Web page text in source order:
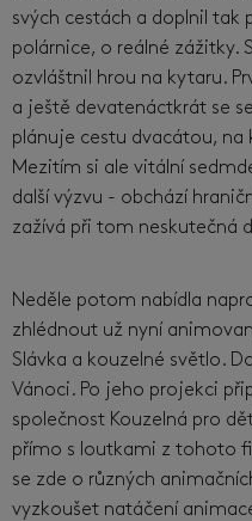
svých cestách a doplnil tak
polárnice, o reálné zážitky.
ozvláštnil hrou na kytaru.
a ještě devatenáctkrát se
plánuje cestu dvacátou,
Mezitím si ale vitální
další výzvu - obchází
zažívá při tom neskutečná
Neděle potom nabídla
zhlédnout už nyní
Slávka a kouzelné světlo.
Vánoci. Po jeho projekci
společnost Kouzelná pro
přímo s loutkami z tohoto
se zde o různých
vyzkoušet natáčení